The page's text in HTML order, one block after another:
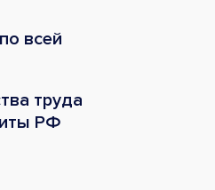
по всей
труда
РФ